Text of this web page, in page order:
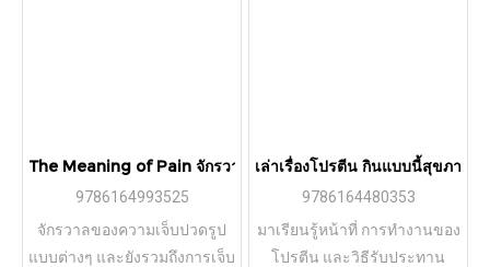
The Meaning of Pain จักรวาลของความเจ็บ / Nick Potter / ไอ
9786164993525
จักรวาลของความเจ็บปวดรูป
แบบต่างๆ และยังรวมถึงการเจ็บ
เล่าเรื่องโปรตีน กินแบบนี้สุขภาพ
9786164480353
มาเรียนรู้หน้าที่ การทำงานของ
โปรตีน และวิธีรับประทาน